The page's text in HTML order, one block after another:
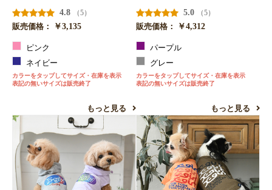
4.8
（5）
販売価格：
￥3,135
ピンク
ネイビー
カラーをタップしてサイズ・在庫を表示
表記の無いサイズは販売終了
もっと見る
5.0
（5）
販売価格：
￥4,312
パープル
グレー
カラーをタップしてサイズ・在庫を表示
表記の無いサイズは販売終了
もっと見る